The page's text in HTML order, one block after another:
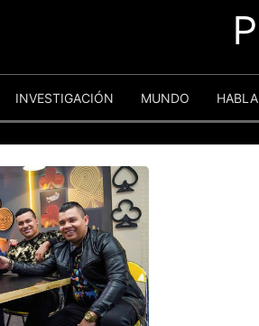
INVESTIGACIÓN MUNDO